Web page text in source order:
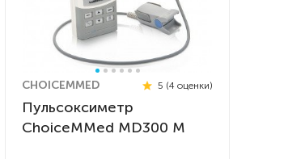
CHOICEMMED 5 (4 оценки)
Пульсоксиметр
ChoiceMMed MD300 M